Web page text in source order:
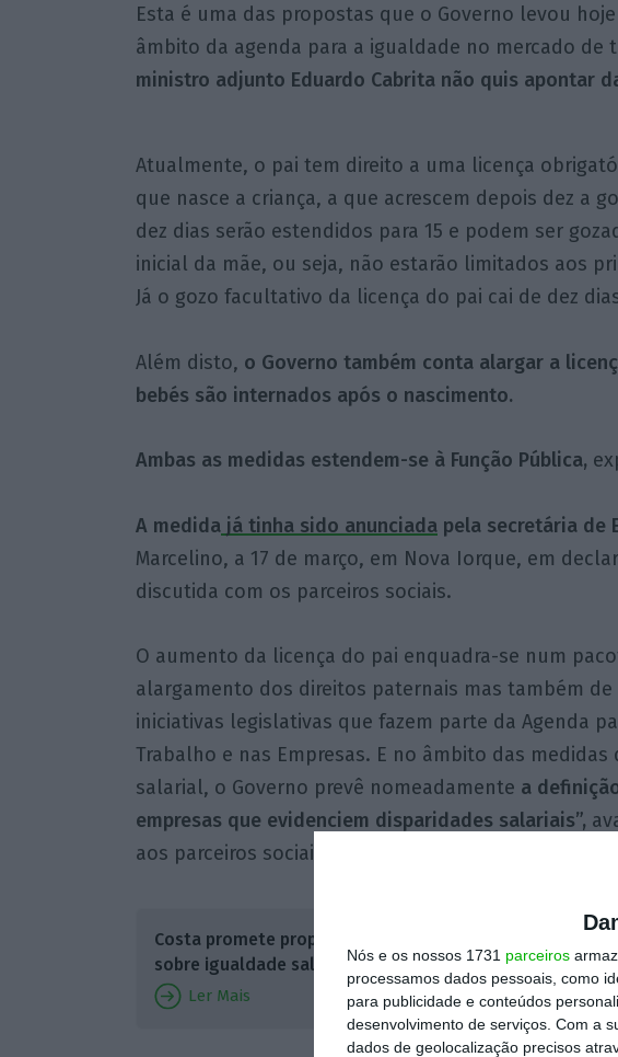
Nós e os nossos 1731 parceiros
processamos dados pessoais, como
para publicidade e conteúdos
desenvolvimento de serviços. Com a
dados de geolocalização precisos
Esta é uma das propostas que o Governo levou
âmbito da agenda para a igualdade no mercado de
ministro adjunto Eduardo Cabrita não quis apontar
Atualmente, o pai tem direito a uma licença
que nasce a criança, a que acrescem depois dez a
dez dias serão estendidos para 15 e podem ser
inicial da mãe, ou seja, não estarão limitados aos
Já o gozo facultativo da licença do pai cai de dez
Além disto, o Governo também conta alargar a
bebés são internados após o nascimento.
Ambas as medidas estendem-se à Função Pública,
A medidajá tinha sido anunciadapela secretária de
Marcelino, a 17 de março, em Nova Iorque, em
discutida com os parceiros sociais.
O aumento da licença do pai enquadra-se num
alargamento dos direitos paternais mas também
iniciativas legislativas que fazem parte da Agenda
Trabalho e nas Empresas. E no âmbito das
salarial, o Governo prevê nomeadamente a
empresas que evidenciem disparidades salariais”,
aos parceiros sociais.
Costa promete proposta
sobre igualdade salarial
Ler Mais